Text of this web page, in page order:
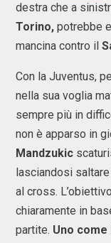
destra che a
Torino, potrebbe
mancina contro il
Con la Juventus,
nella sua voglia
sempre più in
non è apparso in
Mandzukic
lasciandosi
al cross.
chiaramente in
partite. Uno